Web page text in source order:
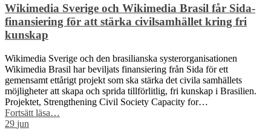
Wiki
Loves
Earth
är
kommunerna
med
flest
bilder”
Wikimedia Sverige och Wikimedia Brasil får Sida-
finansiering för att stärka civilsamhället kring fri
kunskap
Wikimedia Sverige och den brasilianska systerorganisationen
Wikimedia Brasil har beviljats finansiering från Sida för ett
gemensamt ettårigt projekt som ska stärka det civila samhällets
möjligheter att skapa och sprida tillförlitlig, fri kunskap i Brasilien.
Projektet, Strengthening Civil Society Capacity for…
Fortsätt läsa…
29 jun